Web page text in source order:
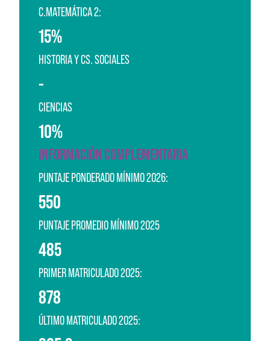
C.MATEMÁTICA 2:
15%
HISTORIA Y CS. SOCIALES
-
CIENCIAS
10%
INFORMACIÓN COMPLEMENTARIA
PUNTAJE PONDERADO MÍNIMO 2026:
550
PUNTAJE PROMEDIO MÍNIMO 2025
485
PRIMER MATRICULADO 2025:
878
ÚLTIMO MATRICULADO 2025: